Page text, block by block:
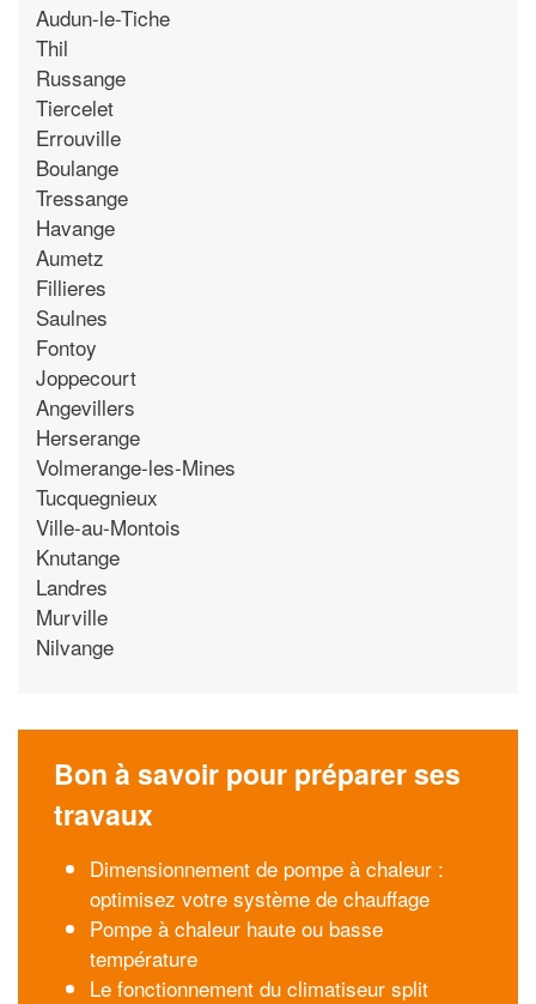
Audun-le-Tiche
Thil
Russange
Tiercelet
Errouville
Boulange
Tressange
Havange
Aumetz
Fillieres
Saulnes
Fontoy
Joppecourt
Angevillers
Herserange
Volmerange-les-Mines
Tucquegnieux
Ville-au-Montois
Knutange
Landres
Murville
Nilvange
Bon à savoir pour préparer ses
travaux
Dimensionnement de pompe à chaleur :
optimisez votre système de chauffage
Pompe à chaleur haute ou basse
température
Le fonctionnement du climatiseur split